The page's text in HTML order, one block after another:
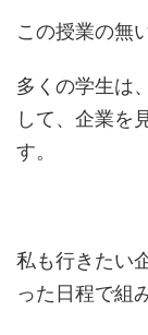
この授業の無
多くの学生は
して、企業を
す。
私も行きたい
った日程で組